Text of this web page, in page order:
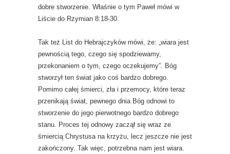
dobre stworzenie. Właśnie o tym Paweł mówi w
Liście do Rzymian 8:18-30.
Tak też List do Hebrajczyków mówi, że: „wiara jest
pewnością tego, czego się spodziewamy,
przekonaniem o tym, czego oczekujemy”. Bóg
stworzył ten świat jako coś bardzo dobrego.
Pomimo całej śmierci, zła i przemocy, które teraz
przenikają świat, pewnego dnia Bóg odnowi to
stworzenie do jego pierwotnego bardzo dobrego
stanu. Proces tej odnowy zaczął się wraz ze
śmiercią Chrystusa na krzyżu, lecz jeszcze nie jest
zakończony. Tak więc, potrzebna nam jest wiara.